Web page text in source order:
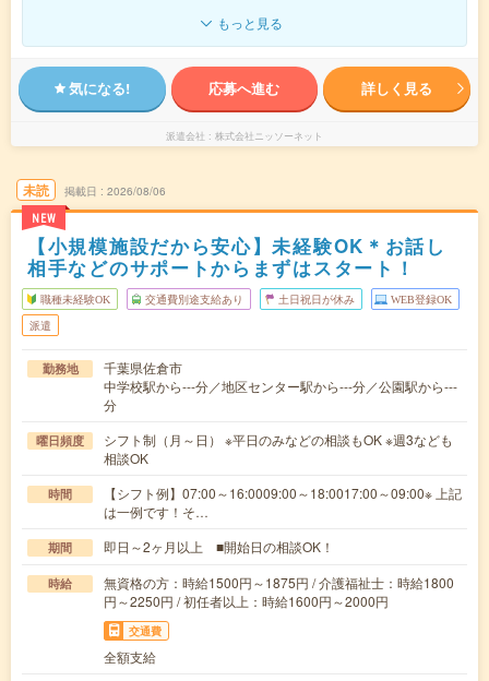
もっと見る
気になる! 応募へ進む 詳しく見る
派遣会社 株式会社ニッソーネット
未読
NEW
掲載日 2026/08/06
【小規模施設だから安心】未経験OK＊お話し
相手などのサポートからまずはスタート！
職種未経験OK 交通費別途支給あり 土日祝日が休み WEB登録OK
派遣
勤務地
千葉県佐倉市
中学校駅から---分／地区センター駅から---分／公園駅から---
分
曜日頻度
シフト制（月～日） ※平日のみなどの相談もOK ※週3なども
相談OK
時間
【シフト例】07:00～16:0009:00～18:0017:00～09:00※ 上記
は一例です！そ…
期間 即日～2ヶ月以上 ■開始日の相談OK！
時給
無資格の方：時給1500円～1875円 / 介護福祉士：時給1800
円～2250円 / 初任者以上：時給1600円～2000円
交通費
全額支給